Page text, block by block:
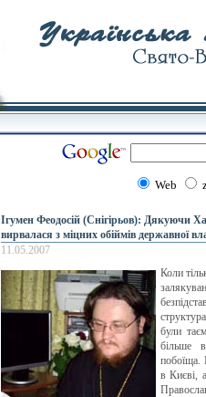
Web
Ігумен Феодосій (Снігірьов): Дякуючи
вирвалася з міцних обіймів державної
11.05.2007
Коли
були
більше
побоїща.
в Києві,